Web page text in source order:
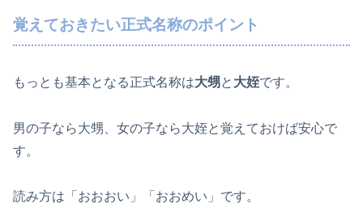
覚えておきたい正式名称のポイント
もっとも基本となる正式名称は大甥と 大姪です。
男の子なら大甥、女の子なら大姪と覚えておけば安心で
す。
読み方は「おおおい」「おおめい」です。